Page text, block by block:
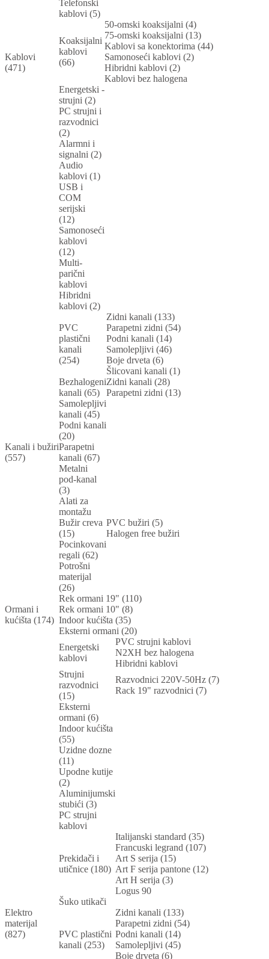
Kablovi
(471)
Telefonski
kablovi (5)
Koaksijalni
kablovi
(66)
50-omski koaksijalni (4)
75-omski koaksijalni (13)
Kablovi sa konektorima (44)
Samonoseći kablovi (2)
Hibridni kablovi (2)
Kablovi bez halogena
Energetski -
strujni (2)
PC strujni i
razvodnici
(2)
Alarmni i
signalni (2)
Audio
kablovi (1)
USB i
COM
serijski
(12)
Samonoseći
kablovi
(12)
Multi-
parični
kablovi
Hibridni
kablovi (2)
Kanali i bužiri
(557)
PVC
plastični
kanali
(254)
Zidni kanali (133)
Parapetni zidni (54)
Podni kanali (14)
Samolepljivi (46)
Boje drveta (6)
Šlicovani kanali (1)
Bezhalogeni
kanali (65)
Zidni kanali (28)
Parapetni zidni (13)
Samolepljivi
kanali (45)
Podni kanali
(20)
Parapetni
kanali (67)
Metalni
pod-kanal
(3)
Alati za
montažu
Bužir creva
(15)
PVC bužiri (5)
Halogen free bužiri
Pocinkovani
regali (62)
Potrošni
materijal
(26)
Ormani i
kućišta (174)
Rek ormani 19" (110)
Rek ormani 10" (8)
Indoor kućišta (35)
Eksterni ormani (20)
Elektro
materijal
(827)
Energetski
kablovi
PVC strujni kablovi
N2XH bez halogena
Hibridni kablovi
Strujni
razvodnici
(15)
Razvodnici 220V-50Hz (7)
Rack 19" razvodnici (7)
Eksterni
ormani (6)
Indoor kućišta
(55)
Uzidne dozne
(11)
Upodne kutije
(2)
Aluminijumski
stubići (3)
PC strujni
kablovi
Prekidači i
utičnice (180)
Italijanski standard (35)
Francuski legrand (107)
Art S serija (15)
Art F serija pantone (12)
Art H serija (3)
Logus 90
Šuko utikači
PVC plastični
kanali (253)
Zidni kanali (133)
Parapetni zidni (54)
Podni kanali (14)
Samolepljivi (45)
Boje drveta (6)